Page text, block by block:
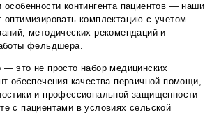
контингента пациентов — наши
оптимизировать комплектацию с учетом
методических рекомендаций и
фельдшера.
это не просто набор медицинских
обеспечения качества первичной помощи,
и профессиональной защищенности
с пациентами в условиях сельской